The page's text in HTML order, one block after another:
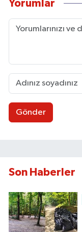
Yorumlar
Gönder
Son Haberler